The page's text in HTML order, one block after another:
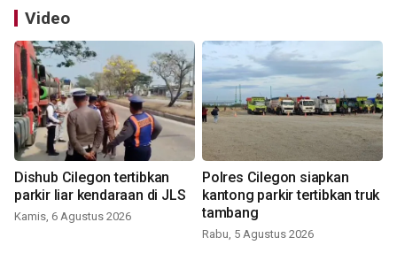
Video
Dishub Cilegon tertibkan
parkir liar kendaraan di JLS
Kamis, 6 Agustus 2026
Polres Cilegon siapkan
kantong parkir tertibkan truk
tambang
Rabu, 5 Agustus 2026